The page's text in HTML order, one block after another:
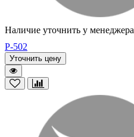
Наличие уточнить у менеджера
P-502
Уточнить цену